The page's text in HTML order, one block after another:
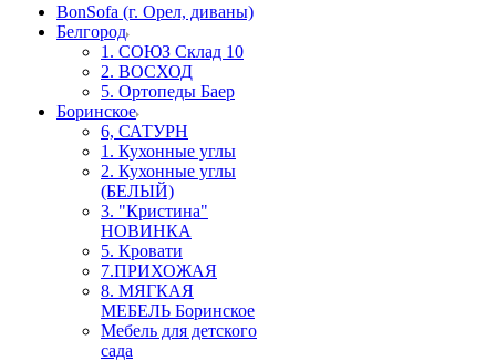
BonSofa (г. Орел, диваны)
Белгород
1. СОЮЗ Склад 10
2. ВОСХОД
5. Ортопеды Баер
Боринское
6, САТУРН
1. Кухонные углы
2. Кухонные углы
(БЕЛЫЙ)
3. "Кристина"
НОВИНКА
5. Кровати
7.ПРИХОЖАЯ
8. МЯГКАЯ
МЕБЕЛЬ Боринское
Мебель для детского
сада